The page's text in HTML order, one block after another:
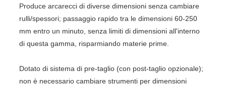
Produce arcarecci di diverse dimensioni senza cambiare
rulli/spessori; passaggio rapido tra le dimensioni 60-250
mm entro un minuto, senza limiti di dimensioni all'interno
di questa gamma, risparmiando materie prime.
Dotato di sistema di pre-taglio (con post-taglio opzionale);
non è necessario cambiare strumenti per dimensioni